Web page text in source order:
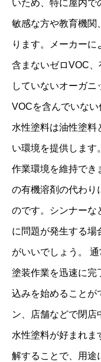
いため、特に屋内で
敏感な方や教育機関
ります。メーカーに
含まないゼロVOC
していないオーガ
VOCを含んでいない
水性塗料は油性塗料
い環境を提供します
作業環境を維持でき
の有機溶剤の代わり
のです。シンナーな
に問題が発生する場
がいいでしょう。
塗装作業を迅速に完
込みを始めることが
ン、店舗などで閉店
水性塗料が好まれま
解することで、用途